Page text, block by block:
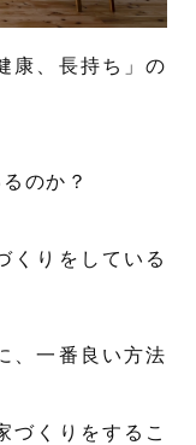
康、長持ち」の
のか？
くりをしている
、一番良い方法
づくりをするこ